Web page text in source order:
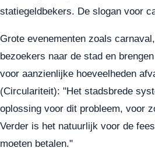
statiegeldbekers. De slogan voor
Grote evenementen zoals
bezoekers naar de stad en
voor aanzienlijke hoeveelheden
(Circulariteit): "Het stadsbrede
oplossing voor dit probleem, voor
Verder is het natuurlijk voor de
moeten betalen."